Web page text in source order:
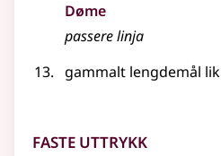
Døme
passere linja
gammalt lengdemål lik
Faste uttrykk